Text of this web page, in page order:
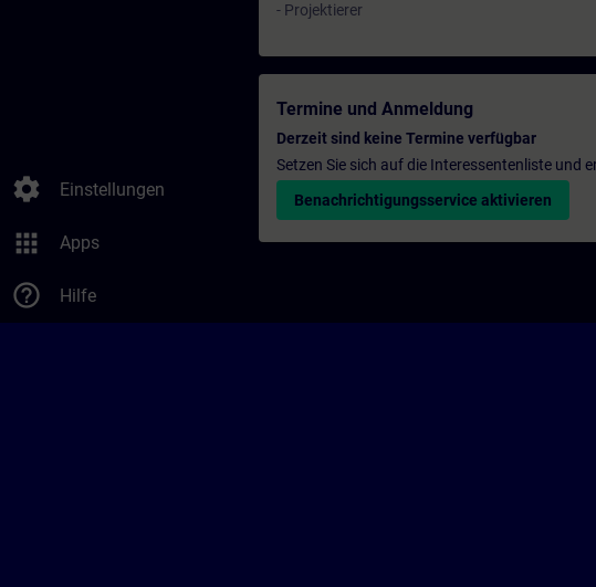
settings Einstellungen
apps Apps
help_outline Hilfe
- Projektierer
Termine und Anmeldung
Derzeit sind keine Termine verfügbar
Setzen Sie sich auf die Interessentenliste und
Benachrichtigungsservice aktivieren